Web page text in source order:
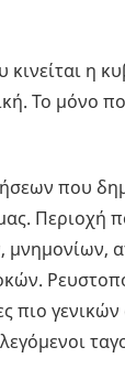
η
Το μόνο
που
Περιοχή
πιο